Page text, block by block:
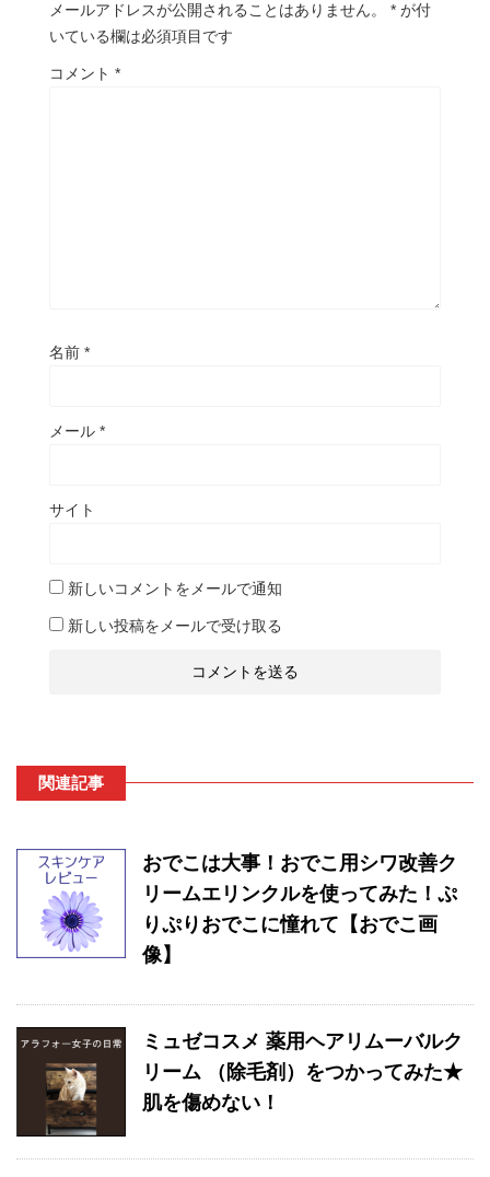
メールアドレスが公開されることはありません。 * が付
いている欄は必須項目です
コメント *
名前 *
メール *
サイト
新しいコメントをメールで通知
新しい投稿をメールで受け取る
関連記事
おでこは大事！おでこ用シワ改善ク
リームエリンクルを使ってみた！ぷ
りぷりおでこに憧れて【おでこ画
像】
ミュゼコスメ 薬用ヘアリムーバルク
リーム （除毛剤）をつかってみた★
肌を傷めない！